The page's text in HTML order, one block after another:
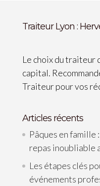
Traiteur Lyon :
Le choix du traiteur
capital.
Traiteur pour vos
Articles récents
Pâques en famille
repas inoubliable
Les étapes clés
événements